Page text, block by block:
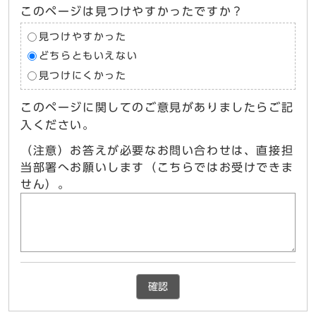
このページは見つけやすかったですか？
見つけやすかった
どちらともいえない
見つけにくかった
このページに関してのご意見がありましたらご記
入ください。
（注意）お答えが必要なお問い合わせは、直接担
当部署へお願いします（こちらではお受けできま
せん）。
確認